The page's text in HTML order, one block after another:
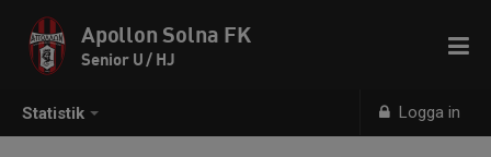
Statistik Logga in
Apollon Solna FK
Senior U / HJ